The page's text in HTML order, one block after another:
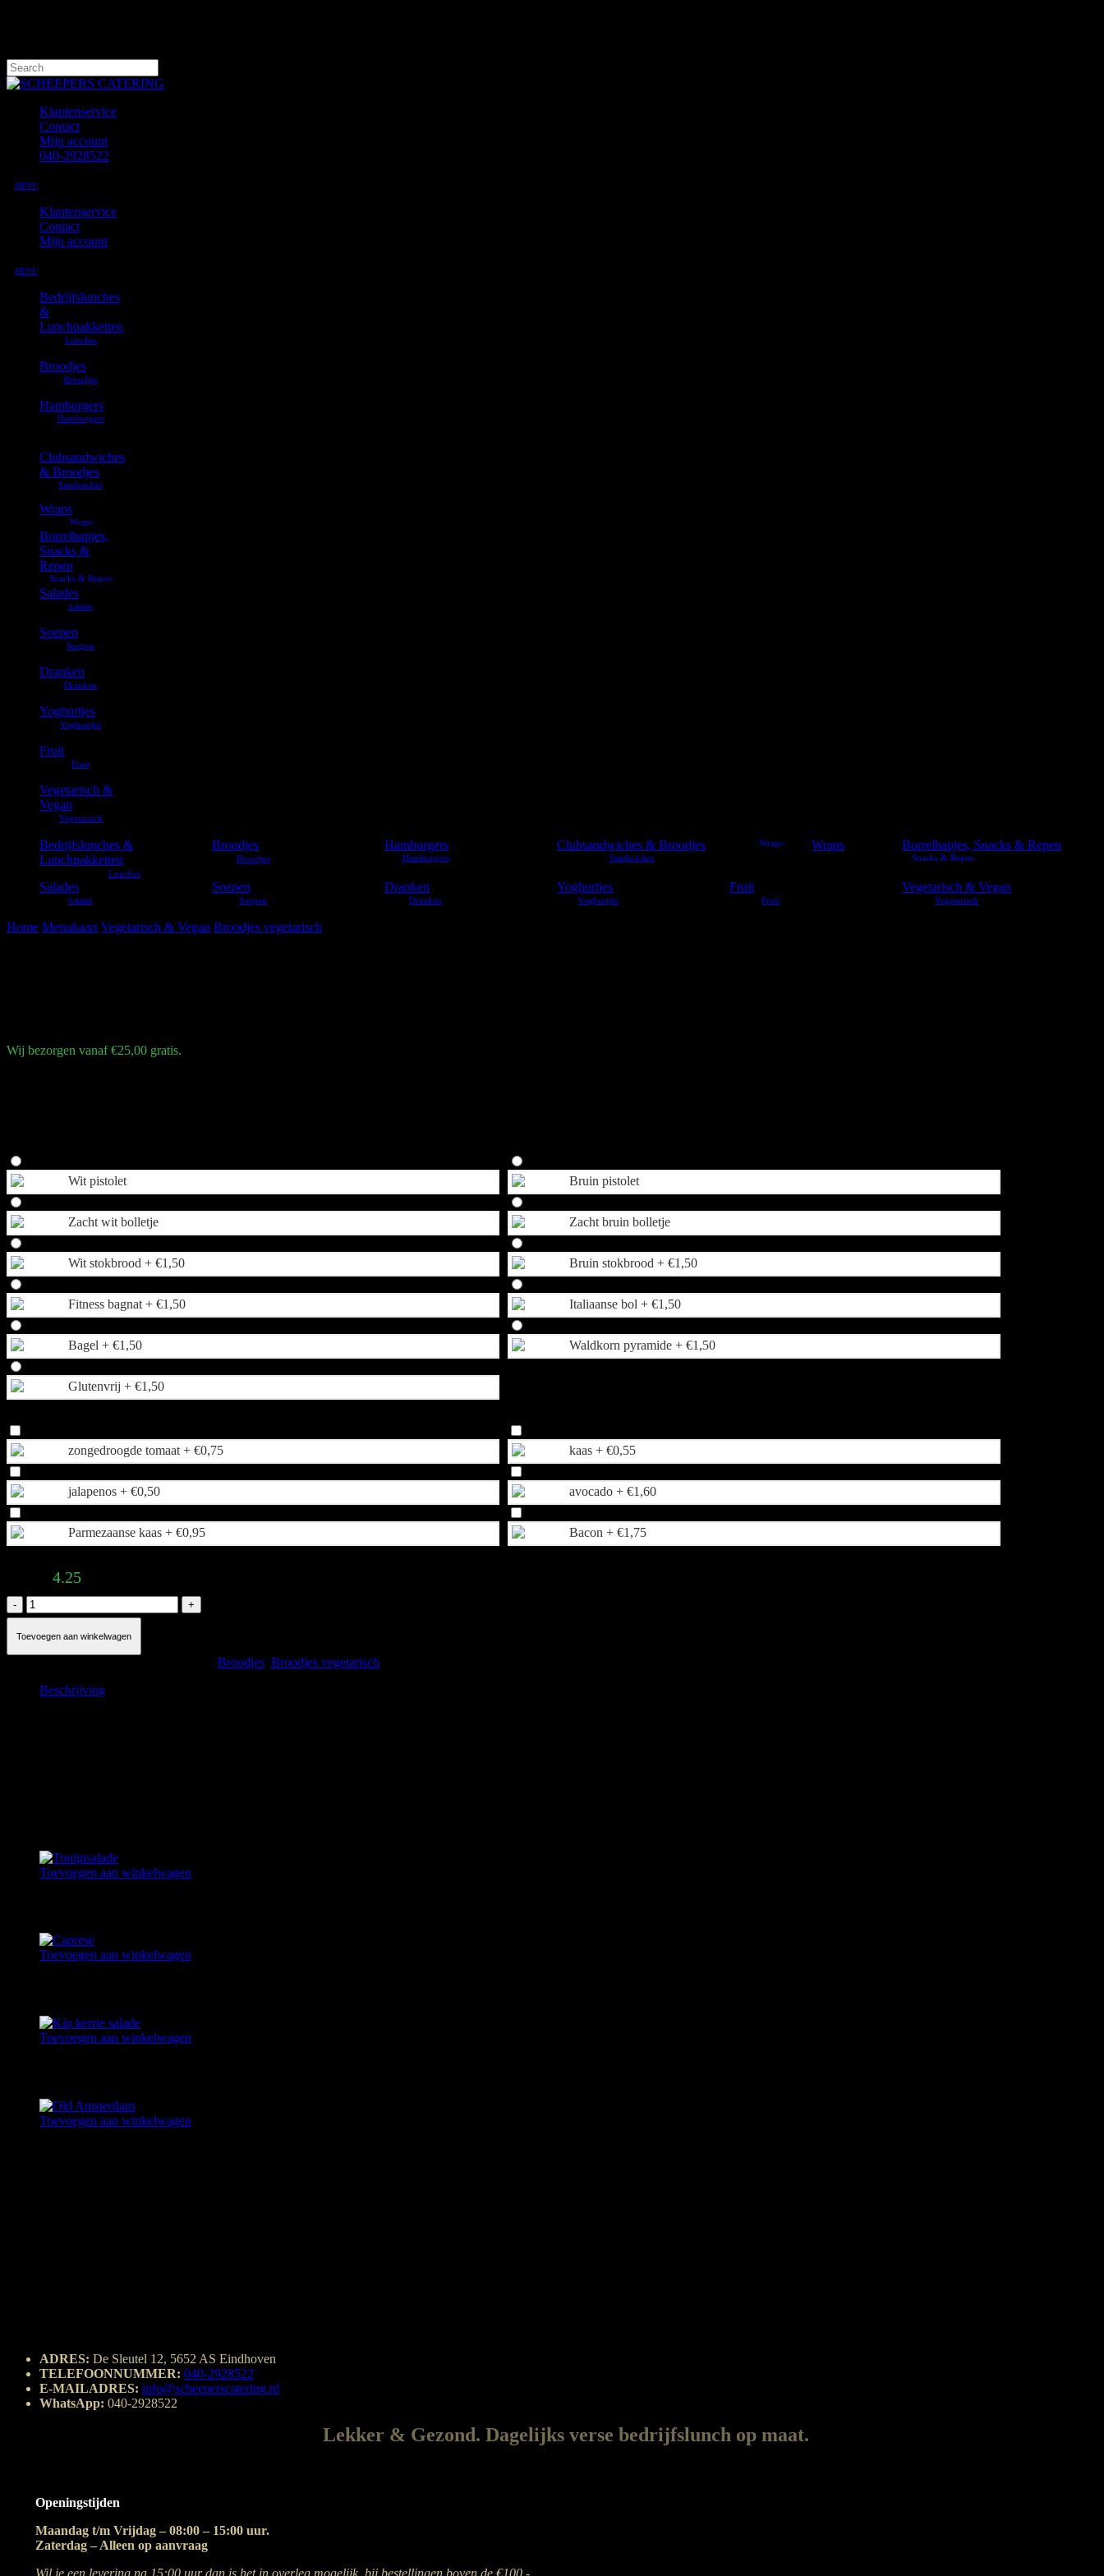
content
Close
Klantenservice
Contact
Mijn account
040-2928522
MENU
Klantenservice
Contact
Mijn account
MENU
Bedrijfslunches
&
Lunchpakketten
Broodjes
Hamburgers
Clubsandwiches
& Broodjes
Wraps
Borrelhapjes,
Snacks &
Repen
Salades
Soepen
Dranken
Yoghurtjes
Fruit
Vegetarisch &
Vegan
Bedrijfslunches &
Lunchpakketten
Broodjes Hamburgers Clubsandwiches & Broodjes Wraps Borrelhapjes, Snacks & Repen
Salades Soepen Dranken Yoghurtjes Fruit Vegetarisch & Vegan
Home Menukaart Vegetarisch & Vegan Broodjes vegetarisch
Wij bezorgen vanaf €25,00 gratis.
Wit pistolet Bruin pistolet
Zacht wit bolletje Zacht bruin bolletje
Wit stokbrood + €1,50 Bruin stokbrood +€1,50
Fitness bagnat + €1,50 Italiaanse bol +€1,50
Bagel + €1,50 Waldkorn pyramide +€1,50
Glutenvrij + €1,50
zongedroogde tomaat + €0,75 kaas +€0,55
jalapenos + €0,50 avocado +€1,60
Parmezaanse kaas + €0,95 Bacon +€1,75
4.25
Eiersalade
aantal
Toevoegen aan winkelwagen
Broodjes Broodjes vegetarisch
Beschrijving
Toevoegen aan winkelwagen
Toevoegen aan winkelwagen
Toevoegen aan winkelwagen
Toevoegen aan winkelwagen
ADRES: De Sleutel 12, 5652 AS Eindhoven
TELEFOONNUMMER: 040-2928522
E-MAILADRES: info@scheeperscatering.nl
WhatsApp: 040-2928522
Lekker & Gezond. Dagelijks verse bedrijfslunch op maat.
Openingstijden
Maandag t/m Vrijdag – 08:00 – 15:00 uur.
Zaterdag – Alleen op aanvraag
Wil je een levering na 15:00 uur dan is het in overleg mogelijk bij bestellingen boven de €100,-